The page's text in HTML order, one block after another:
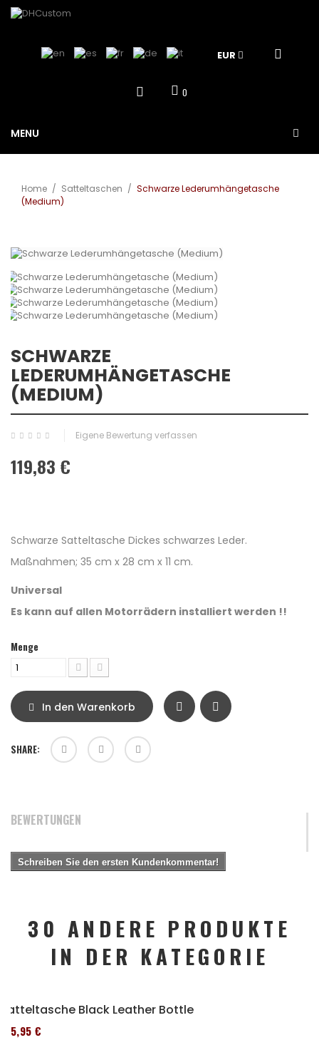
EUR
0
MENU
Home / Satteltaschen / Schwarze Lederumhängetasche
(Medium)
SCHWARZE
LEDERUMHÄNGETASCHE
(MEDIUM)
Eigene Bewertung verfassen
119,83 €
Schwarze Satteltasche Dickes schwarzes Leder.
Maßnahmen; 35 cm x 28 cm x 11 cm.
Universal
Es kann auf allen Motorrädern installiert werden !!
Menge
In den Warenkorb
SHARE:
BEWERTUNGEN
Schreiben Sie den ersten Kundenkommentar!
30 ANDERE PRODUKTE
IN DER KATEGORIE
Satteltasche Black Leather Bottle
185,95 €